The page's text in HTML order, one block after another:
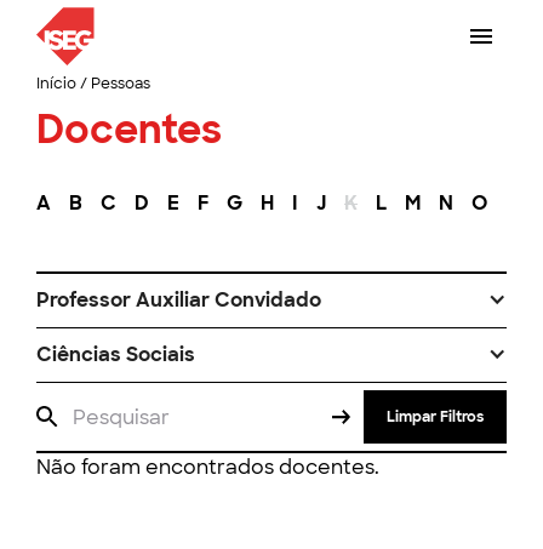
Início/ Pessoas
Docentes
A B C D E F G H I J K L M N O
Professor Auxiliar Convidado
Ciências Sociais
Limpar Filtros
Não foram encontrados docentes.